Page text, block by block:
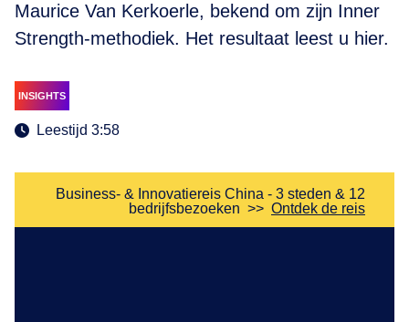
Maurice Van Kerkoerle, bekend om zijn Inner
Strength-methodiek. Het resultaat leest u hier.
INSIGHTS
Leestijd 3:58
Business- & Innovatiereis China - 3 steden & 12
bedrijfsbezoeken >> Ontdek de reis